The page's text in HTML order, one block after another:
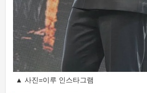
▲ 사진=이루 인스타그램